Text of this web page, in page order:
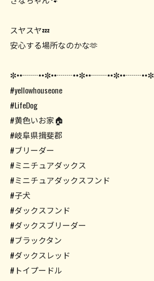
スヤスヤ💤
安心する場所なのかな🫶
✼••┈┈••✼••┈┈••✼••┈┈••✼••┈┈••✼
#yellowhouseone
#LifeDog
#黄色いお家🏠
#岐阜県揖斐郡
#ブリーダー
#ミニチュアダックス
#ミニチュアダックスフンド
#子犬
#ダックスフンド
#ダックスブリーダー
#ブラックタン
#ダックスレッド
#トイプードル